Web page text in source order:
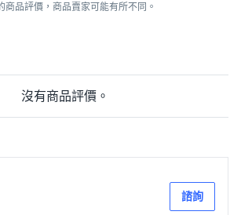
商品評價，商品賣家可能有所不同。
沒有商品評價。
諮詢